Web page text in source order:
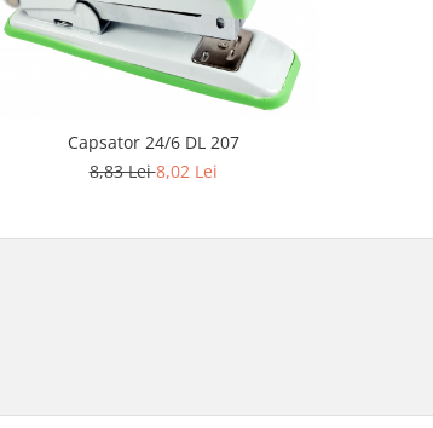
Capsator 24/6 DL 207
8,83 Lei8,02 Lei